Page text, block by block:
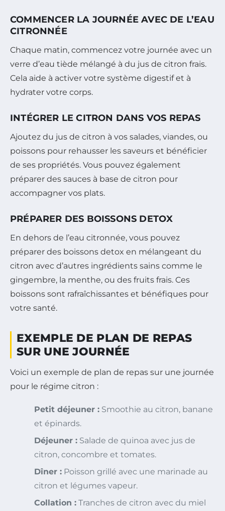
COMMENCER LA JOURNÉE AVEC DE L’EAU
CITRONNÉE
Chaque matin, commencez votre journée avec un
verre d’eau tiède mélangé à du jus de citron frais.
Cela aide à activer votre système digestif et à
hydrater votre corps.
INTÉGRER LE CITRON DANS VOS REPAS
Ajoutez du jus de citron à vos salades, viandes, ou
poissons pour rehausser les saveurs et bénéficier
de ses propriétés. Vous pouvez également
préparer des sauces à base de citron pour
accompagner vos plats.
PRÉPARER DES BOISSONS DETOX
En dehors de l’eau citronnée, vous pouvez
préparer des boissons detox en mélangeant du
citron avec d’autres ingrédients sains comme le
gingembre, la menthe, ou des fruits frais. Ces
boissons sont rafraîchissantes et bénéfiques pour
votre santé.
EXEMPLE DE PLAN DE REPAS
SUR UNE JOURNÉE
Voici un exemple de plan de repas sur une journée
pour le régime citron :
Petit déjeuner : Smoothie au citron, banane
et épinards.
Déjeuner : Salade de quinoa avec jus de
citron, concombre et tomates.
Dîner : Poisson grillé avec une marinade au
citron et légumes vapeur.
Collation : Tranches de citron avec du miel